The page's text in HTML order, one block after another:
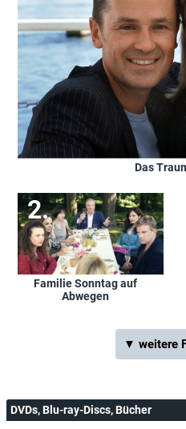
Das
Familie Sonntag auf
Abwegen
▼ weitere
DVDs, Blu-ray-Discs, Bücher